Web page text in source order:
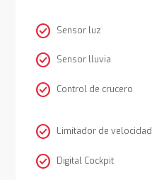
check_circle Sensor luz
check_circle Sensor lluvia
check_circle Control de crucero
check_circle Limitador de velocidad
check_circle Digital Cockpit